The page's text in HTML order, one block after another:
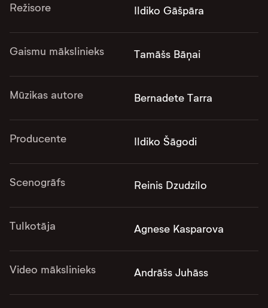
Režisore Ildiko Gāšpāra
Gaismu mākslinieks Tamāšs Bāņai
Mūzikas autore Bernadete Tarra
Producente Ildiko Šāgodi
Scenogrāfs Reinis Dzudzilo
Tulkotāja Agnese Kasparova
Video mākslinieks Andrāšs Juhāss